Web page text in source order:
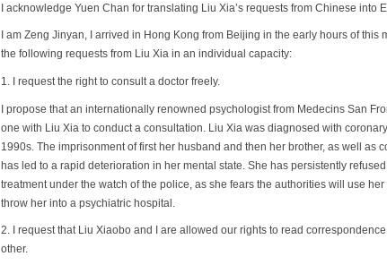
I acknowledge Yuen Chan for translating Liu Xia’s requests from Chinese into
I am Zeng Jinyan, I arrived in Hong Kong from Beijing in the early hours of this
the following requests from Liu Xia in an individual capacity:
1. I request the right to consult a doctor freely.
I propose that an internationally renowned psychologist from Medecins San
one with Liu Xia to conduct a consultation. Liu Xia was diagnosed with
1990s. The imprisonment of first her husband and then her brother, as well as
has led to a rapid deterioration in her mental state. She has persistently
treatment under the watch of the police, as she fears the authorities will use
throw her into a psychiatric hospital.
2. I request that Liu Xiaobo and I are allowed our rights to read
other.